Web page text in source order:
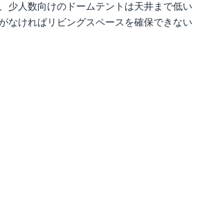
少人数向けのドームテントは天井まで低い
なければリビングスペースを確保できない